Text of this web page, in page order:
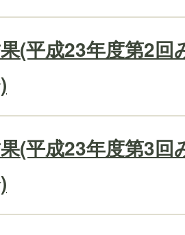
(平成23年度第2回
(平成23年度第3回